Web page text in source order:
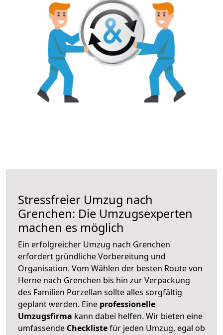
Stressfreier Umzug nach
Grenchen: Die Umzugsexperten
machen es möglich
Ein erfolgreicher Umzug nach Grenchen
erfordert gründliche Vorbereitung und
Organisation. Vom Wählen der besten Route von
Herne nach Grenchen bis hin zur Verpackung
des Familien Porzellan sollte alles sorgfältig
geplant werden. Eine professionelle
Umzugsfirma kann dabei helfen. Wir bieten eine
umfassende Checklistefür jeden Umzug, egal ob